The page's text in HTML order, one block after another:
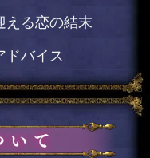
える恋の結末
バイス